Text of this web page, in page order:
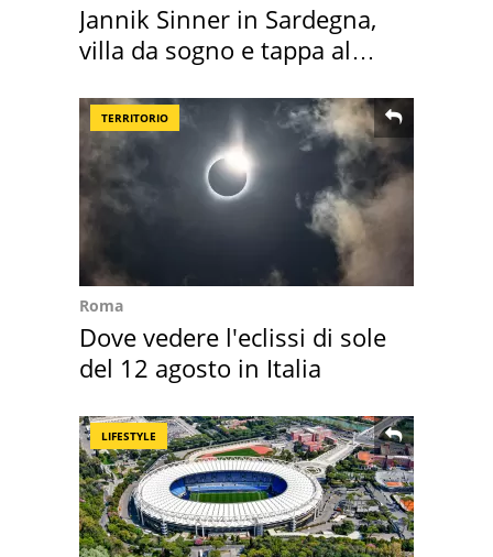
Jannik Sinner in Sardegna,
villa da sogno e tappa al
TERRITORIO
Roma
Dove vedere l'eclissi di sole
del 12 agosto in Italia
LIFESTYLE